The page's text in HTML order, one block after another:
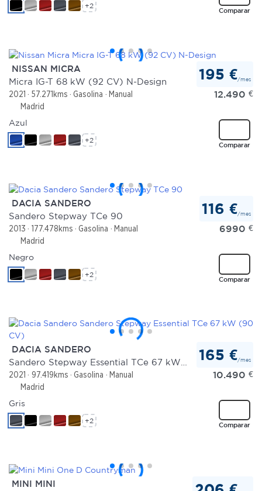
Comparar
+2
NISSAN MICRA
Micra IG-T 68 kW (92 CV) N-Design
2021 57.271kms Gasolina
Manual
Madrid
195 €/mes
12.490 €
Comparar
Azul
+2
DACIA SANDERO
Sandero Stepway TCe 90
2013 177.478kms Gasolina
Manual
Madrid
116 €/mes
6990 €
Comparar
Negro
+2
DACIA SANDERO
2021 97.419kms Gasolina
Manual
Madrid
165 €/mes
10.490 €
Comparar
Gris
+2
MINI MINI